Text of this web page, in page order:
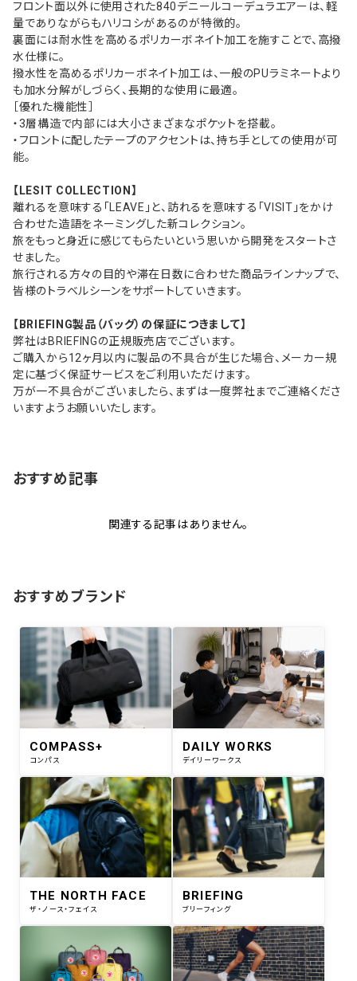
フロント面以外に使用された840デニールコーデュラエアーは、軽
量でありながらもハリコシがあるのが特徴的。
裏面には耐水性を高めるポリカーボネイト加工を施すことで、高撥
水仕様に。
撥水性を高めるポリカーボネイト加工は、一般のPUラミネートより
も加水分解がしづらく、長期的な使用に最適。
［優れた機能性］
・3層構造で内部には大小さまざまなポケットを搭載。
・フロントに配したテープのアクセントは、持ち手としての使用が可
能。
【LESIT COLLECTION】
離れるを意味する「LEAVE」と、訪れるを意味する「VISIT」をかけ
合わせた造語をネーミングした新コレクション。
旅をもっと身近に感じてもらたいという思いから開発をスタートさ
せました。
旅行される方々の目的や滞在日数に合わせた商品ラインナップで、
皆様のトラベルシーンをサポートしていきます。
【BRIEFING製品（バッグ）の保証につきまして】
弊社はBRIEFINGの正規販売店でございます。
ご購入から12ヶ月以内に製品の不具合が生じた場合、メーカー規
定に基づく保証サービスをご利用いただけます。
万が一不具合がございましたら、まずは一度弊社までご連絡くださ
いますようお願いいたします。
おすすめ記事
関連する記事はありません。
おすすめブランド
COMPASS+
コンパス
DAILY WORKS
デイリーワークス
THE NORTH FACE
ザ・ノース・フェイス
BRIEFING
ブリーフィング